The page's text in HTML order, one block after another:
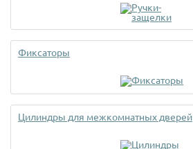
Фиксаторы
Цилиндры для межкомнатных дверей